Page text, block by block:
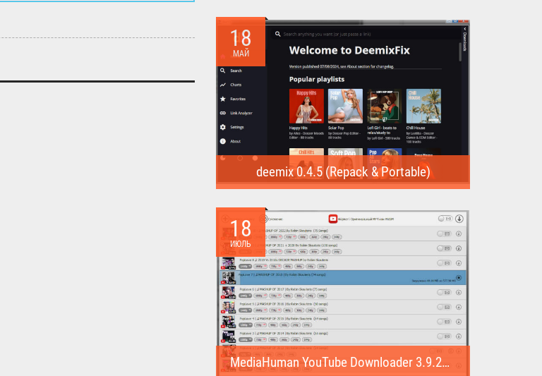
предназначена для...
18
МАЙ
deemix 0.4.5 (Repack & Portable)
скачивать треки...
18
ИЮЛЬ
MediaHuman YouTube Downloader 3.9.22 (1007) (Repack & Portable)